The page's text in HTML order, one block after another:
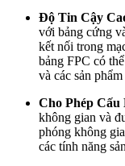
Độ Tin Cậy
với bảng cứng
kết nối trong
bảng FPC có
và các sản
Cho Phép
không gian và
phóng không
các tính năng